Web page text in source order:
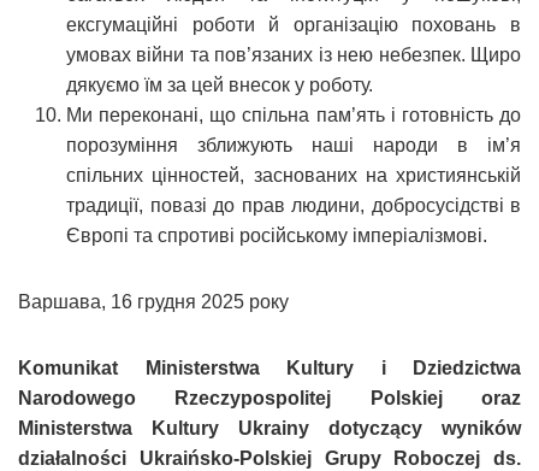
ексгумаційні роботи й організацію поховань в
умовах війни та пов’язаних із нею небезпек. Щиро
дякуємо їм за цей внесок у роботу.
Ми переконані, що спільна пам’ять і готовність до
порозуміння зближують наші народи в ім’я
спільних цінностей, заснованих на християнській
традиції, повазі до прав людини, добросусідстві в
Європі та спротиві російському імперіалізмові.
Варшава, 16 грудня 2025 року
Komunikat Ministerstwa Kultury i Dziedzictwa
Narodowego Rzeczypospolitej Polskiej oraz
Ministerstwa Kultury Ukrainy dotyczący wyników
działalności Ukraińsko-Polskiej Grupy Roboczej ds.